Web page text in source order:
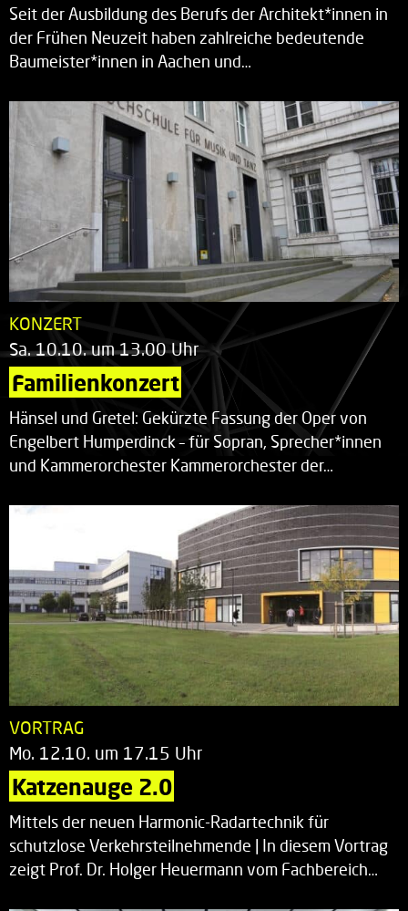
Seit der Ausbildung des Berufs der Architekt*innen in
der Frühen Neuzeit haben zahlreiche bedeutende
Baumeister*innen in Aachen und…
KONZERT
Sa. 10.10. um 13.00 Uhr
Familienkonzert
Hänsel und Gretel: Gekürzte Fassung der Oper von
Engelbert Humperdinck – für Sopran, Sprecher*innen
und Kammerorchester Kammerorchester der…
VORTRAG
Mo. 12.10. um 17.15 Uhr
Katzenauge 2.0
Mittels der neuen Harmonic-Radartechnik für
schutzlose Verkehrsteilnehmende | In diesem Vortrag
zeigt Prof. Dr. Holger Heuermann vom Fachbereich…